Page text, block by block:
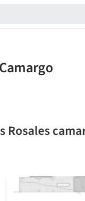
Rosales